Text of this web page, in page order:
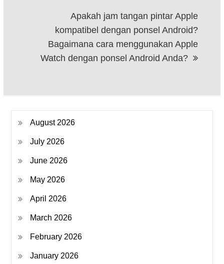
Apakah jam tangan pintar Apple
kompatibel dengan ponsel Android?
Bagaimana cara menggunakan Apple
Watch dengan ponsel Android Anda?
August 2026
July 2026
June 2026
May 2026
April 2026
March 2026
February 2026
January 2026